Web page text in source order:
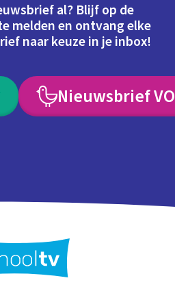
al? Blijf op de
melden en ontvang elke
naar keuze in je inbox!
Nieuwsbrief VO